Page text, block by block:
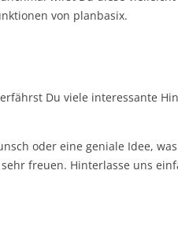
von planbasix.
Du viele interessante
oder eine geniale Idee,
freuen. Hinterlasse uns